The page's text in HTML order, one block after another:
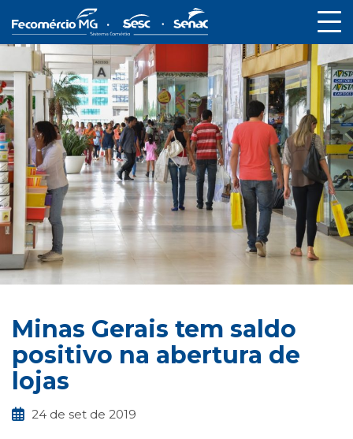
Minas Gerais tem saldo
positivo na abertura de
lojas
24 de set de 2019